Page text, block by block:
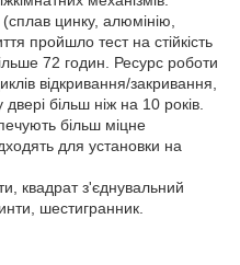
цинку, алюмінію,
пройшло тест на стійкість
72 годин. Ресурс роботи
відкривання/закривання,
більш ніж на 10 років.
більш міцне
для установки на
квадрат з'єднувальний
шестигранник.